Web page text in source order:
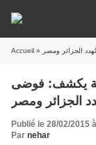
Accueil الجزائر ومصر
يكشف: فوضى
الجزائر ومصر
Publié le 28/02/2015
Par nehar